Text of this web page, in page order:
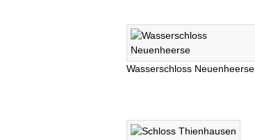
Wasserschloss Neuenheerse